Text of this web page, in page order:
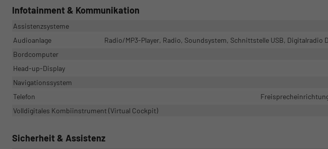
Infotainment & Kommunikation
Assistenzsysteme
Audioanlage
Radio/MP3-Player, Radio, Soundsystem, Schnittstelle USB, Digitalradio
Bordcomputer
Head-up-Display
Navigationssystem
Telefon
Volldigitales Kombiinstrument (Virtual Cockpit)
Sicherheit & Assistenz